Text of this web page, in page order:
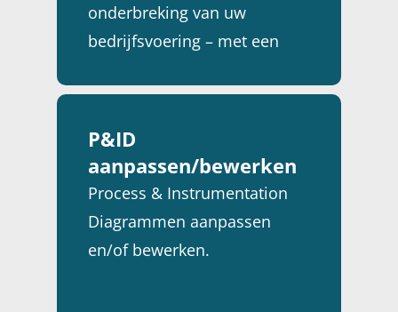
onderbreking van uw
bedrijfsvoering – met een
P&ID
aanpassen/bewerken
Process & Instrumentation
Diagrammen aanpassen
en/of bewerken.